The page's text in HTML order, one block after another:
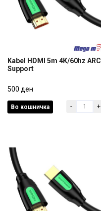
Support
500 ден
Kabel HDMI 5m 4K/60hz ARC
Support
500 ден
Во кошничка - +